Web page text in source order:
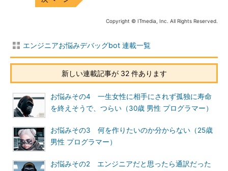
Copyright © ITmedia, Inc. All Rights Reserved.
エンジニアお悩みデバッグbot 連載一覧
新しい連載記事が 32 件あります
お悩みその4 一生女性に相手にされず孤独に寿命
を終えそうで、つらい（30歳 男性 プログラマー）
お悩みその3 何を作りたいのか分からない（25歳
男性 プログラマー）
お悩みその2 エンジニアだと思ったら通訳だった